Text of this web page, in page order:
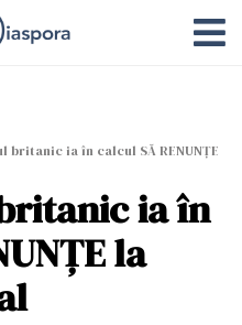
britanic ia în calcul SĂ RENUNȚE
ia în
la